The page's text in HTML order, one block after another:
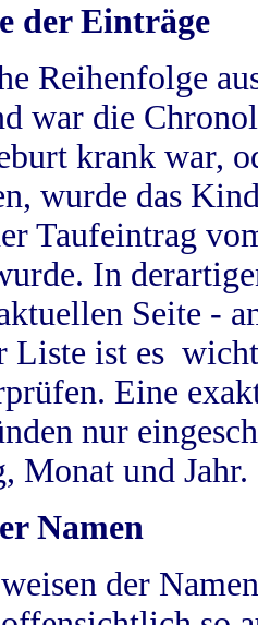
der Einträge
Reihenfolge
war die
krank war,
wurde das
Taufeintrag
In
Seite -
Liste ist es
Eine
nur
Monat und Jahr.
Namen
der